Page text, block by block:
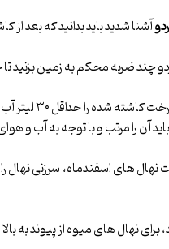
آشنا شدید باید بدانید که بعد
چند ضربه محکم به زمین بزنید
? کار
آن را مرتب و با توجه به آب و
های اسفندماه، سرزنی نهال
۸۰ سانت سرزنی بصورت مورب بزنید و بعد چسب باغبانی به محل زخم بزنید.